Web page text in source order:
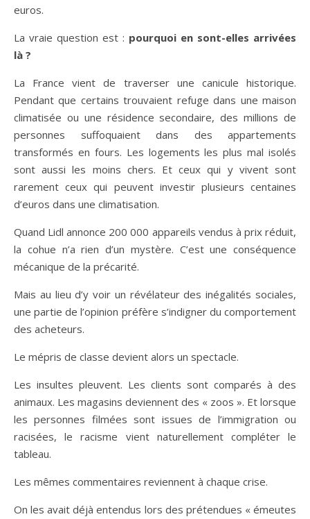
euros.
La vraie question est : pourquoi en sont-elles arrivées
là ?
La France vient de traverser une canicule historique.
Pendant que certains trouvaient refuge dans une maison
climatisée ou une résidence secondaire, des millions de
personnes suffoquaient dans des appartements
transformés en fours. Les logements les plus mal isolés
sont aussi les moins chers. Et ceux qui y vivent sont
rarement ceux qui peuvent investir plusieurs centaines
d’euros dans une climatisation.
Quand Lidl annonce 200 000 appareils vendus à prix réduit,
la cohue n’a rien d’un mystère. C’est une conséquence
mécanique de la précarité.
Mais au lieu d’y voir un révélateur des inégalités sociales,
une partie de l’opinion préfère s’indigner du comportement
des acheteurs.
Le mépris de classe devient alors un spectacle.
Les insultes pleuvent. Les clients sont comparés à des
animaux. Les magasins deviennent des « zoos ». Et lorsque
les personnes filmées sont issues de l’immigration ou
racisées, le racisme vient naturellement compléter le
tableau.
Les mêmes commentaires reviennent à chaque crise.
On les avait déjà entendus lors des prétendues « émeutes